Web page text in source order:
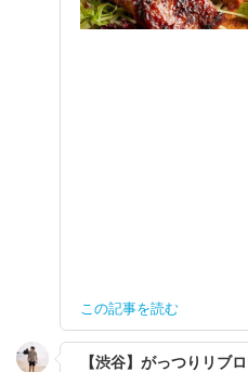
この記事を読む
【渋谷】がっつりリブ